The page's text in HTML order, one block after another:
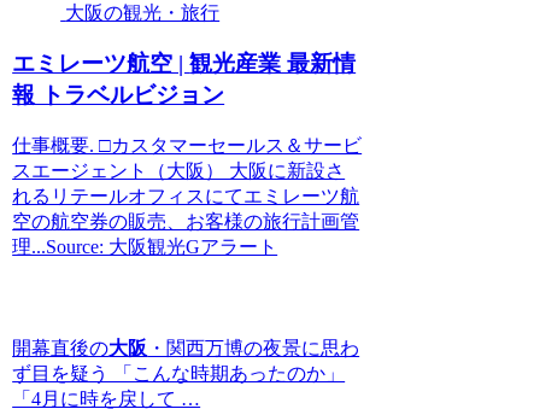
大阪の観光・旅行
エミレーツ航空 |観光産業 最新情
報 トラベルビジョン
仕事概要. □カスタマーセールス＆サービ
スエージェント（大阪） 大阪に新設さ
れるリテールオフィスにてエミレーツ航
空の航空券の販売、お客様の旅行計画管
理...Source: 大阪観光Gアラート
開幕直後の大阪 ・関西万博の夜景に思わ
ず目を疑う 「こんな時期あったのか」
「4月に時を戻して …